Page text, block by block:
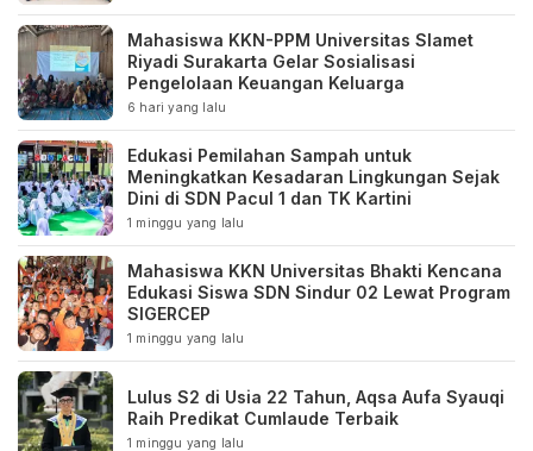
Mahasiswa KKN-PPM Universitas Slamet
Riyadi Surakarta Gelar Sosialisasi
Pengelolaan Keuangan Keluarga
6 hari yang lalu
Edukasi Pemilahan Sampah untuk
Meningkatkan Kesadaran Lingkungan Sejak
Dini di SDN Pacul 1 dan TK Kartini
1 minggu yang lalu
Mahasiswa KKN Universitas Bhakti Kencana
Edukasi Siswa SDN Sindur 02 Lewat Program
SIGERCEP
1 minggu yang lalu
Lulus S2 di Usia 22 Tahun, Aqsa Aufa Syauqi
Raih Predikat Cumlaude Terbaik
1 minggu yang lalu